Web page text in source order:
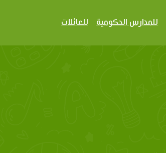
للمدارس الحكومية للعائلات